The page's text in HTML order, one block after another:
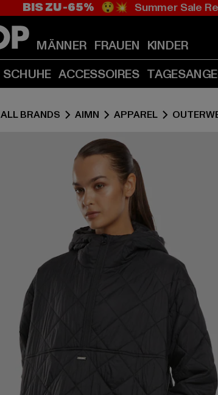
BIS ZU -65% 😲💥 Summer Sale
MÄNNER FRAUEN KINDER
SCHUHE ACCESSOIRES
ALL BRANDS AIMN APPAREL